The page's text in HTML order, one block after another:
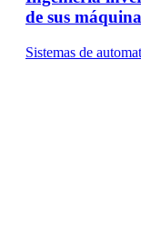
de sus
Sistemas de